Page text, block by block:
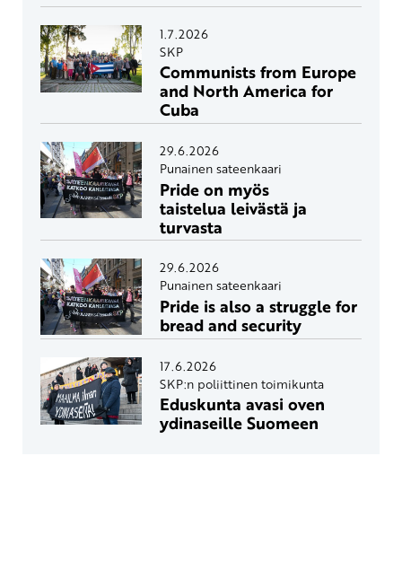
1.7.2026
SKP
Communists from Europe
and North America for
Cuba
29.6.2026
Punainen sateenkaari
Pride on myös
taistelua leivästä ja
turvasta
29.6.2026
Punainen sateenkaari
Pride is also a struggle for
bread and security
17.6.2026
SKP:n poliittinen toimikunta
Eduskunta avasi oven
ydinaseille Suomeen